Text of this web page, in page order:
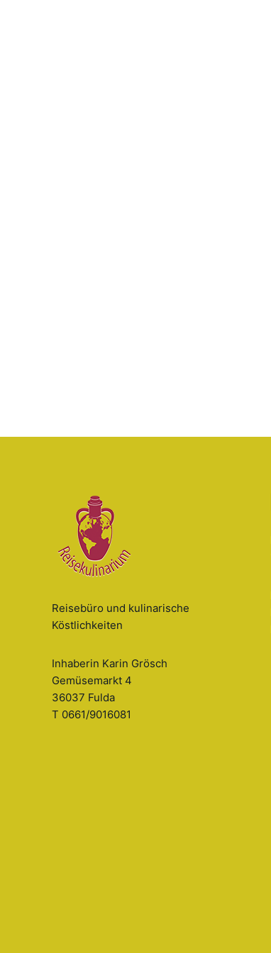
Reisebüro und kulinarische
Köstlichkeiten
Inhaberin Karin Grösch
Gemüsemarkt 4
36037 Fulda
T 0661/9016081